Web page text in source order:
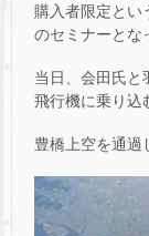
購入者限定とい
のセミナーとな
当日、会田氏と
飛行機に乗り込
豊橋上空を通